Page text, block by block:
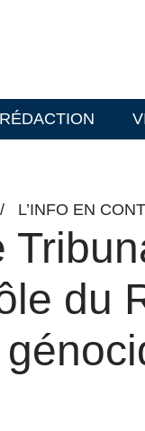
/ L’INFO EN
du